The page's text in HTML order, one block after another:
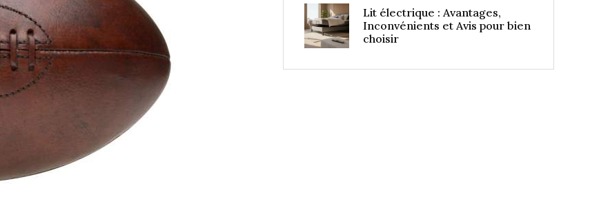
Lit électrique : Avantages,
Inconvénients et Avis pour bien
choisir